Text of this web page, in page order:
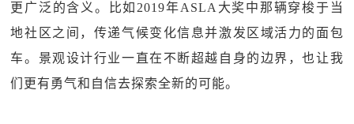
更广泛的含义。比如2019年ASLA大奖中那辆穿梭于当
地社区之间，传递气候变化信息并激发区域活力的面包
车。景观设计行业一直在不断超越自身的边界，也让我
们更有勇气和自信去探索全新的可能。